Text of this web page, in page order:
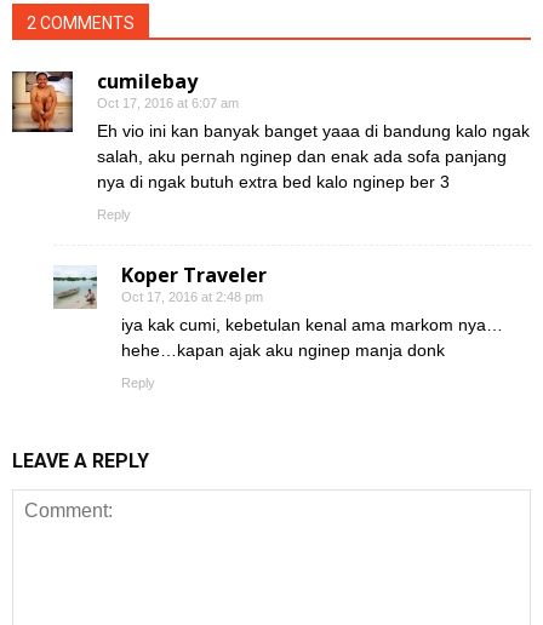
2 COMMENTS
cumilebay
Oct 17, 2016 at 6:07 am
Eh vio ini kan banyak banget yaaa di bandung kalo ngak
salah, aku pernah nginep dan enak ada sofa panjang
nya di ngak butuh extra bed kalo nginep ber 3
Reply
Koper Traveler
Oct 17, 2016 at 2:48 pm
iya kak cumi, kebetulan kenal ama markom nya…
hehe…kapan ajak aku nginep manja donk
Reply
LEAVE A REPLY